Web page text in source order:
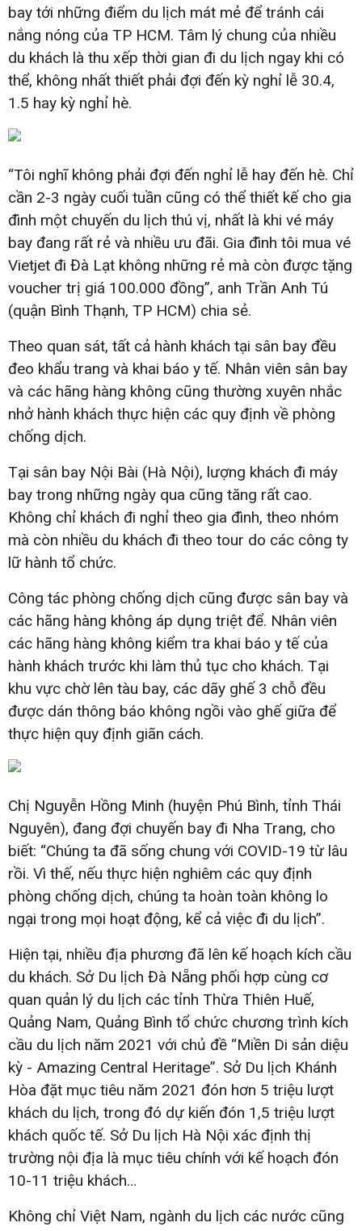
bay tới những điểm du lịch mát mẻ để tránh cái
nắng nóng của TP HCM. Tâm lý chung của nhiều
du khách là thu xếp thời gian đi du lịch ngay khi có
thể, không nhất thiết phải đợi đến kỳ nghỉ lễ 30.4,
1.5 hay kỳ nghỉ hè.
“Tôi nghĩ không phải đợi đến nghỉ lễ hay đến hè. Chỉ
cần 2-3 ngày cuối tuần cũng có thể thiết kế cho gia
đình một chuyến du lịch thú vị, nhất là khi vé máy
bay đang rất rẻ và nhiều ưu đãi. Gia đình tôi mua vé
Vietjet đi Đà Lạt không những rẻ mà còn được tặng
voucher trị giá 100.000 đồng”, anh Trần Anh Tú
(quận Bình Thạnh, TP HCM) chia sẻ.
Theo quan sát, tất cả hành khách tại sân bay đều
đeo khẩu trang và khai báo y tế. Nhân viên sân bay
và các hãng hàng không cũng thường xuyên nhắc
nhở hành khách thực hiện các quy định về phòng
chống dịch.
Tại sân bay Nội Bài (Hà Nội), lượng khách đi máy
bay trong những ngày qua cũng tăng rất cao.
Không chỉ khách đi nghỉ theo gia đình, theo nhóm
mà còn nhiều du khách đi theo tour do các công ty
lữ hành tổ chức.
Công tác phòng chống dịch cũng được sân bay và
các hãng hàng không áp dụng triệt để. Nhân viên
các hãng hàng không kiểm tra khai báo y tế của
hành khách trước khi làm thủ tục cho khách. Tại
khu vực chờ lên tàu bay, các dãy ghế 3 chỗ đều
được dán thông báo không ngồi vào ghế giữa để
thực hiện quy định giãn cách.
Chị Nguyễn Hồng Minh (huyện Phú Bình, tỉnh Thái
Nguyên), đang đợi chuyến bay đi Nha Trang, cho
biết: “Chúng ta đã sống chung với COVID-19 từ lâu
rồi. Vì thế, nếu thực hiện nghiêm các quy định
phòng chống dịch, chúng ta hoàn toàn không lo
ngại trong mọi hoạt động, kể cả việc đi du lịch”.
Hiện tại, nhiều địa phương đã lên kế hoạch kích cầu
du khách. Sở Du lịch Đà Nẵng phối hợp cùng cơ
quan quản lý du lịch các tỉnh Thừa Thiên Huế,
Quảng Nam, Quảng Bình tổ chức chương trình kích
cầu du lịch năm 2021 với chủ đề “Miền Di sản diệu
kỳ - Amazing Central Heritage”. Sở Du lịch Khánh
Hòa đặt mục tiêu năm 2021 đón hơn 5 triệu lượt
khách du lịch, trong đó dự kiến đón 1,5 triệu lượt
khách quốc tế. Sở Du lịch Hà Nội xác định thị
trường nội địa là mục tiêu chính với kế hoạch đón
10-11 triệu khách…
Không chỉ Việt Nam, ngành du lịch các nước cũng